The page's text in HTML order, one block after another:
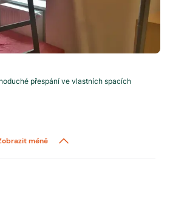
přespání ve vlastních spacích
méně